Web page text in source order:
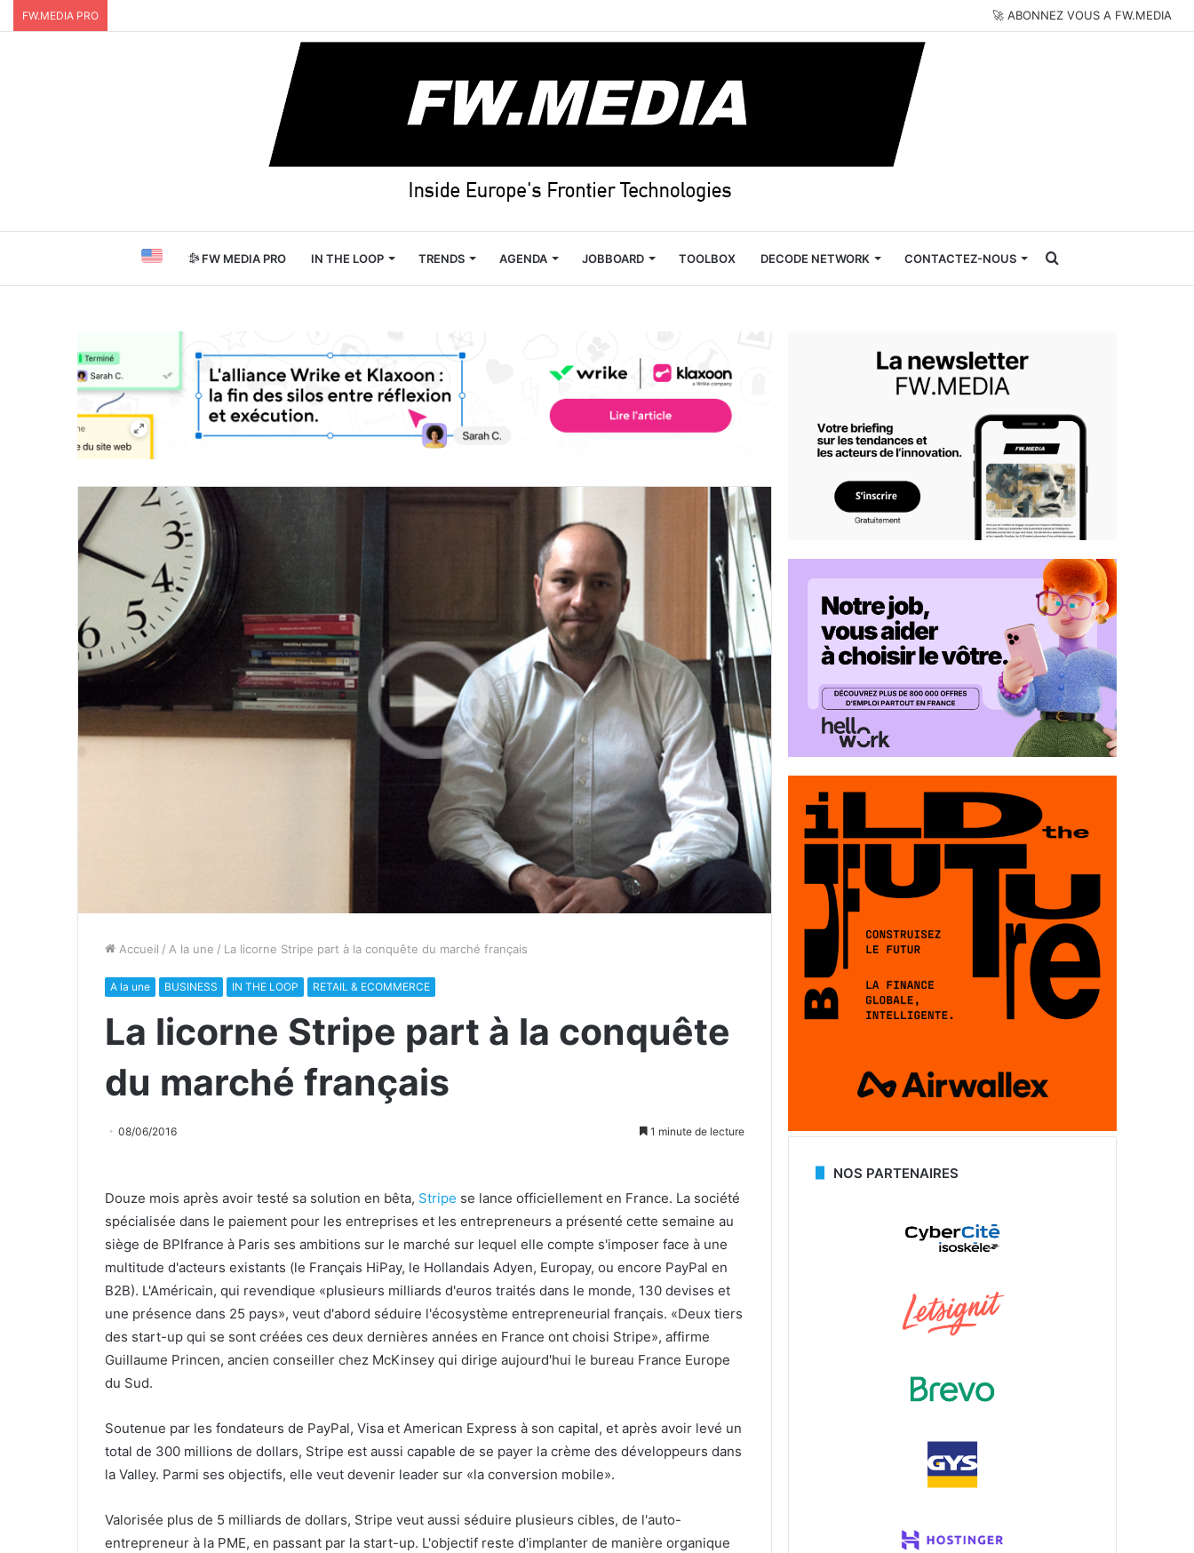
FW.MEDIA PRO 🚀 ABONNEZ VOUS A FW.MEDIA
FW MEDIA PRO IN THE LOOP TRENDS AGENDA JOBBOARD TOOLBOX DECODE NETWORK CONTACTEZ-NOUS Rechercher
Accueil / A la une / La licorne Stripe part à la conquête du marché français
A la une BUSINESS IN THE LOOP RETAIL & ECOMMERCE
La licorne Stripe part à la conquête
du marché français
08/06/2016 1 minute de lecture
Douze mois après avoir testé sa solution en bêta, Stripe se lance officiellement en France. La société
spécialisée dans le paiement pour les entreprises et les entrepreneurs a présenté cette semaine au
siège de BPIfrance à Paris ses ambitions sur le marché sur lequel elle compte s'imposer face à une
multitude d'acteurs existants (le Français HiPay, le Hollandais Adyen, Europay, ou encore PayPal en
B2B). L'Américain, qui revendique «plusieurs milliards d'euros traités dans le monde, 130 devises et
une présence dans 25 pays», veut d'abord séduire l'écosystème entrepreneurial français. «Deux tiers
des start-up qui se sont créées ces deux dernières années en France ont choisi Stripe», affirme
Guillaume Princen, ancien conseiller chez McKinsey qui dirige aujourd'hui le bureau France Europe
du Sud.
Soutenue par les fondateurs de PayPal, Visa et American Express à son capital, et après avoir levé un
total de 300 millions de dollars, Stripe est aussi capable de se payer la crème des développeurs dans
la Valley. Parmi ses objectifs, elle veut devenir leader sur «la conversion mobile».
Valorisée plus de 5 milliards de dollars, Stripe veut aussi séduire plusieurs cibles, de l'auto-
entrepreneur à la PME, en passant par la start-up. L'objectif reste d'implanter de manière organique
NOS PARTENAIRES